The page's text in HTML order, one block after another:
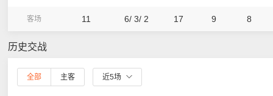
客场 11 6/ 3/ 2 17 9 8
历史交战
全部 主客 近5场